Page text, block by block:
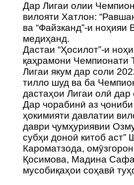
Дар Лигаи олии
вилояти Хатлон:
ва “Файзканд”-и
медиҳанд.
Дастаи “Ҳосилот”-и
қаҳрамони Чемпионати
Лигаи якум дар соли
тилло шуд ва ба
дастаҳои Лигаи олӣ
Дар чорабинӣ аз
ҳокимияти давлатии
даври ҷумҳуриявии
субҳи доноӣ китоб
Кароматзода,
Қосимова, Мадина
мусобиқаҳои соҳавӣ